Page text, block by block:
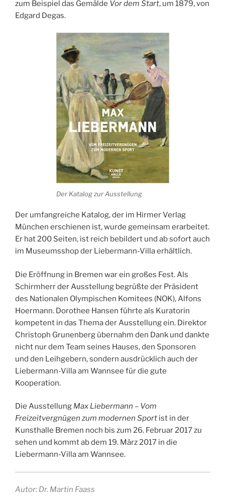
zum Beispiel das Gemälde Vor dem Start, um 1879, von
Edgard Degas.
Der Katalog zur Ausstellung
Der umfangreiche Katalog, der im Hirmer Verlag
München erschienen ist, wurde gemeinsam erarbeitet.
Er hat 200 Seiten, ist reich bebildert und ab sofort auch
im Museumsshop der Liebermann-Villa erhältlich.
Die Eröffnung in Bremen war ein großes Fest. Als
Schirmherr der Ausstellung begrüßte der Präsident
des Nationalen Olympischen Komitees (NOK), Alfons
Hoermann. Dorothee Hansen führte als Kuratorin
kompetent in das Thema der Ausstellung ein. Direktor
Christoph Grunenberg übernahm den Dank und dankte
nicht nur dem Team seines Hauses, den Sponsoren
und den Leihgebern, sondern ausdrücklich auch der
Liebermann-Villa am Wannsee für die gute
Kooperation.
Die Ausstellung Max Liebermann – Vom
Freizeitvergnügen zum modernen Sport ist in der
Kunsthalle Bremen noch bis zum 26. Februar 2017 zu
sehen und kommt ab dem 19. März 2017 in die
Liebermann-Villa am Wannsee.
Autor: Dr. Martin Faass